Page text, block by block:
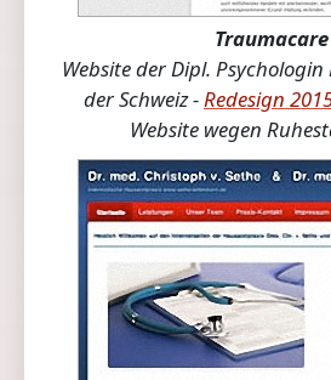
Traumacare
Website der Dipl.
der Schweiz -Redesign
Website wegen